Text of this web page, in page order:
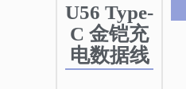
U56 Type-
C 金铠充
电数据线